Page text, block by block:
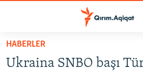
Esas
qaytmaq
HABERLER
HABERLER
Ukraina SNBO başı